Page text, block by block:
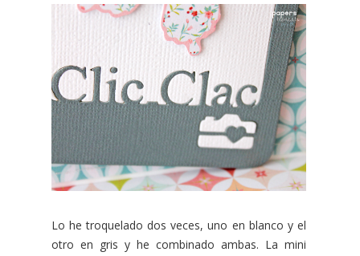
Lo he troquelado dos veces, uno en blanco y el
otro en gris y he combinado ambas. La mini